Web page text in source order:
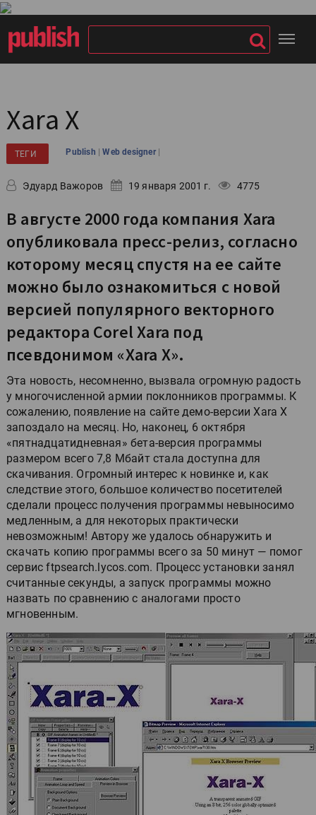
Xara X
ТЕГИ Publish |Web designer |
Эдуард Важоров 19 января 2001 г. 4775
В августе 2000 года компания Xara
опубликовала пресс-релиз, согласно
которому месяц спустя на ее сайте
можно было ознакомиться с новой
версией популярного векторного
редактора Corel Xara под
псевдонимом «Xara X».
Эта новость, несомненно, вызвала огромную радость
у многочисленной армии поклонников программы. К
сожалению, появление на сайте демо-версии Xara X
запоздало на месяц. Но, наконец, 6 октября
«пятнадцатидневная» бета-версия программы
размером всего 7,8 Мбайт стала доступна для
скачивания. Огромный интерес к новинке и, как
следствие этого, большое количество посетителей
сделали процесс получения программы невыносимо
медленным, а для некоторых практически
невозможным! Автору же удалось обнаружить и
скачать копию программы всего за 50 минут — помог
сервис ftpsearch.lycos.com. Процесс установки занял
считанные секунды, а запуск программы можно
назвать по сравнению с аналогами просто
мгновенным.